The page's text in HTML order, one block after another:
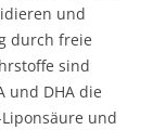
und
durch freie
sind
und DHA die
und